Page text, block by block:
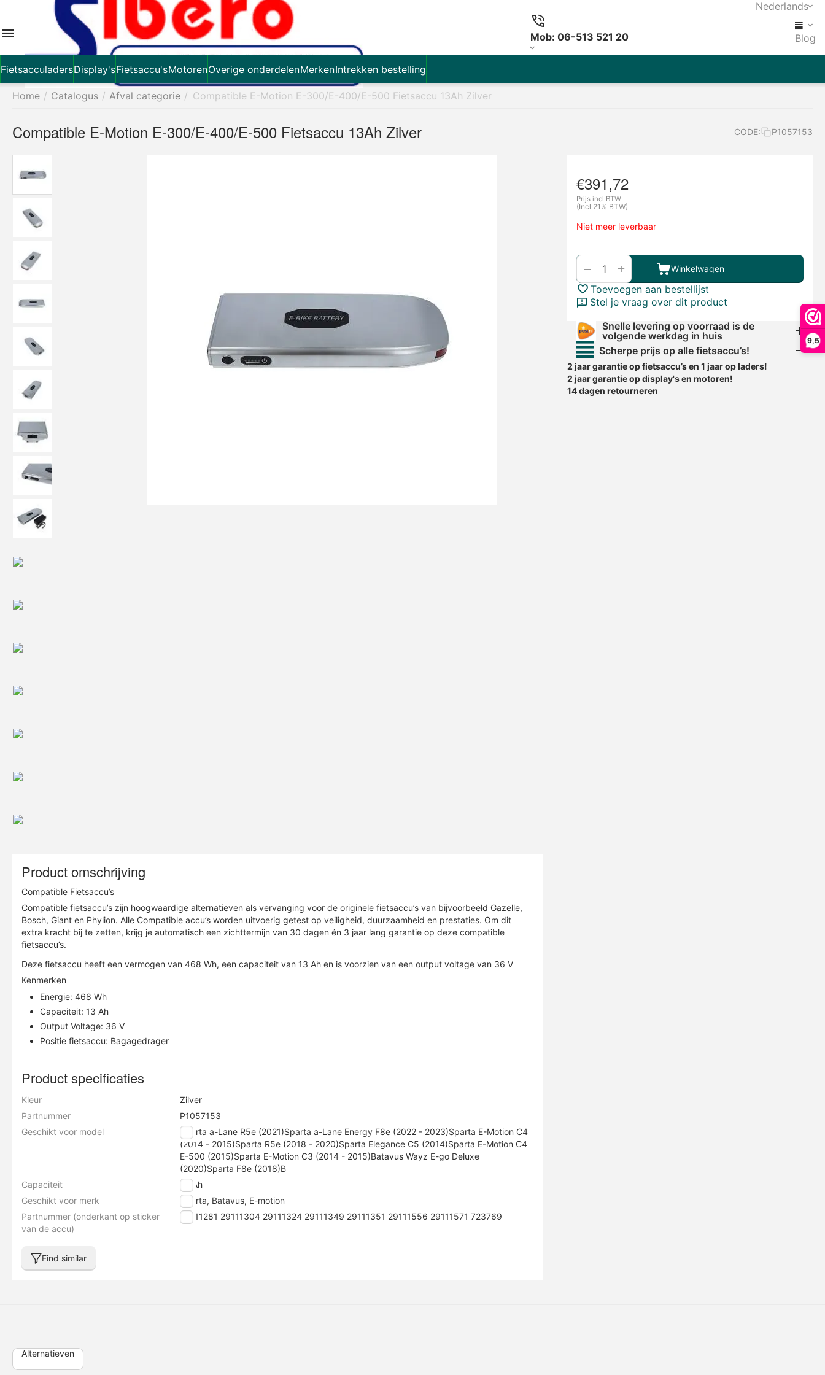
9,5
Nederlands
Mob: 06-513 521 20 Blog
FietsacculadersDisplay'sFietsaccu'sMotorenOverige onderdelenMerkenIntrekken bestelling
Home / Catalogus / Afval categorie / Compatible E-Motion E-300/E-400/E-500 Fietsaccu 13Ah Zilver
Compatible E-Motion E-300/E-400/E-500 Fietsaccu 13Ah Zilver CODE: P1057153
€391,72
Prijs incl BTW
(Incl 21% BTW)
Niet meer leverbaar
+
− Winkelwagen
Toevoegen aan bestellijst
Stel je vraag over dit product
Snelle levering op voorraad is de
volgende werkdag in huis
Scherpe prijs op alle fietsaccu’s!
2 jaar garantie op fietsaccu’s en 1 jaar op laders!
2 jaar garantie op display's en motoren!
14 dagen retourneren
Product omschrijving
Compatible Fietsaccu’s
Compatible fietsaccu’s zijn hoogwaardige alternatieven als vervanging voor de originele fietsaccu’s van bijvoorbeeld Gazelle,
Bosch, Giant en Phylion. Alle Compatible accu’s worden uitvoerig getest op veiligheid, duurzaamheid en prestaties. Om dit
extra kracht bij te zetten, krijg je automatisch een zichttermijn van 30 dagen én 3 jaar lang garantie op deze compatible
fietsaccu’s.
Deze fietsaccu heeft een vermogen van 468 Wh, een capaciteit van 13 Ah en is voorzien van een output voltage van 36 V
Kenmerken
Energie: 468 Wh
Capaciteit: 13 Ah
Output Voltage: 36 V
Positie fietsaccu: Bagagedrager
Product specificaties
Kleur
Zilver
Partnummer
P1057153
Geschikt voor model
Sparta a-Lane R5e (2021)Sparta a-Lane Energy F8e (2022 - 2023)Sparta E-Motion C4
(2014 - 2015)Sparta R5e (2018 - 2020)Sparta Elegance C5 (2014)Sparta E-Motion C4
E-500 (2015)Sparta E-Motion C3 (2014 - 2015)Batavus Wayz E-go Deluxe
(2020)Sparta F8e (2018)B
Capaciteit
13 Ah
Geschikt voor merk
Sparta, Batavus, E-motion
Partnummer (onderkant op sticker
van de accu)
29111281 29111304 29111324 29111349 29111351 29111556 29111571 723769
Find similar
Alternatieven